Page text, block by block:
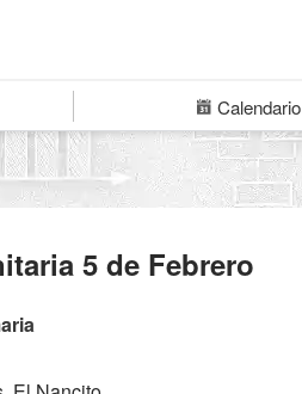
Calendario
5 de Febrero